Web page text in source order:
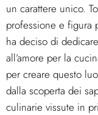
un carattere unico.
professione e figura
ha deciso di
all’amore per la
per creare questo
dalla scoperta dei
culinarie vissute in